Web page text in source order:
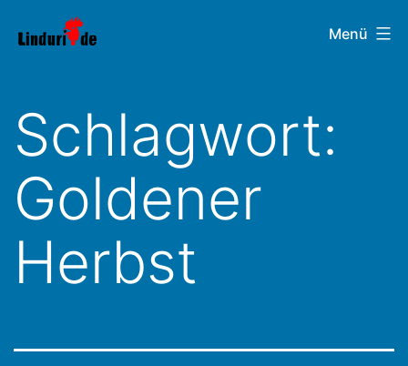
Inhalt
Linduri.de Menü
Schlagwort:
Goldener
Herbst